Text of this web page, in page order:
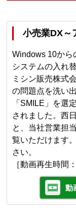
小売業DX～
Windows 10から
システムの入れ
ミシン販売株式
の問題点を洗い
「SMILE」を選
されました。西
と、当社営業担
覧いただけます
さい。
［動画再生時間
動